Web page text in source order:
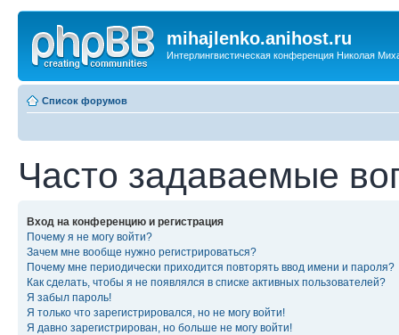
mihajlenko.anihost.ru
Интерлингвистическая конференция Николая
Список форумов
Часто задаваемые
Вход на конференцию и регистрация
Почему я не могу войти?
Зачем мне вообще нужно регистрироваться?
Почему мне периодически приходится повторять ввод имени и пароля?
Как сделать, чтобы я не появлялся в списке активных пользователей?
Я забыл пароль!
Я только что зарегистрировался, но не могу войти!
Я давно зарегистрирован, но больше не могу войти!